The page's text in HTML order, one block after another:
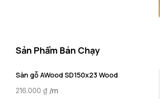
Sản Phẩm Bán Chạy
Sàn gỗ AWood SD150x23 Wood
216.000 ₫ /m